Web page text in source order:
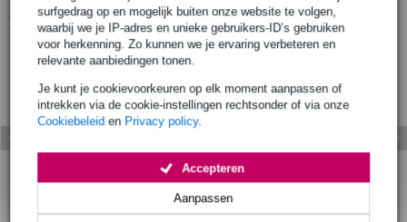
surfgedrag op en mogelijk buiten onze website te volgen,
waarbij we je IP-adres en unieke gebruikers-ID’s gebruiken
voor herkenning. Zo kunnen we je ervaring verbeteren en
relevante aanbiedingen tonen.
Je kunt je cookievoorkeuren op elk moment aanpassen of
intrekken via de cookie-instellingen rechtsonder of via onze
Cookiebeleid en Privacy policy.
Aanpassen
Accepteren
Bekijk ook eens (1)